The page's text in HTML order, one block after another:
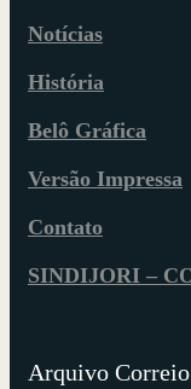
Notícias
História
Belô Gráfica
Versão Impressa
Contato
SINDIJORI –
Arquivo